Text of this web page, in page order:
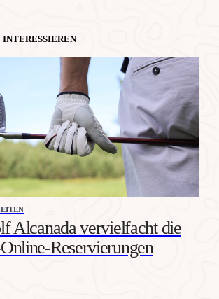
INTERESSIEREN
Alcanada vervielfacht die
Reservierungen